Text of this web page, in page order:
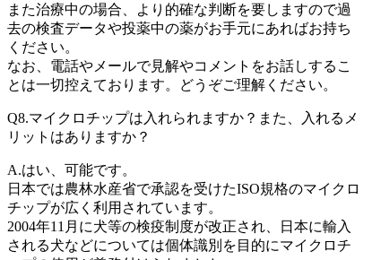
また治療中の場合、より的確な判断を要しますので過
去の検査データや投薬中の薬がお手元にあればお持ち
ください。
なお、電話やメールで見解やコメントをお話しするこ
とは一切控えております。どうぞご理解ください。
Q8.マイクロチップは入れられますか？また、入れるメ
リットはありますか？
A.はい、可能です。
日本では農林水産省で承認を受けたISO規格のマイクロ
チップが広く利用されています。
2004年11月に犬等の検疫制度が改正され、日本に輸入
される犬などについては個体識別を目的にマイクロチ